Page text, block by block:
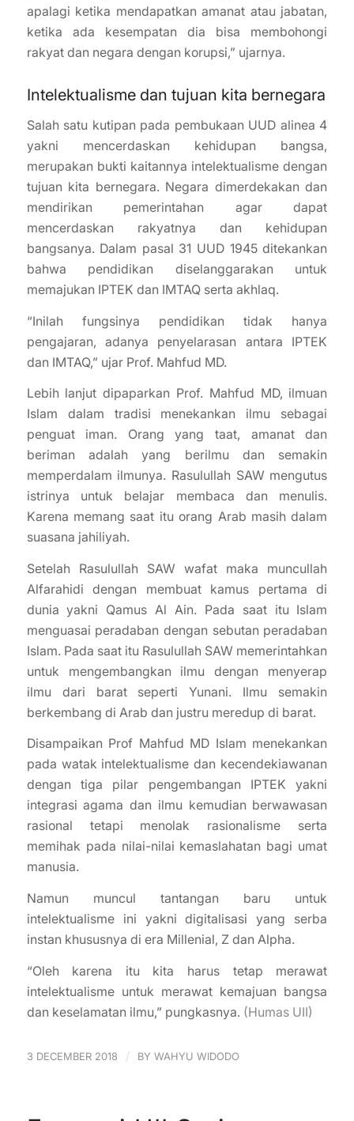
apalagi ketika mendapatkan amanat atau jabatan,
ketika ada kesempatan dia bisa membohongi
rakyat dan negara dengan korupsi,” ujarnya.
Intelektualisme dan tujuan kita bernegara
Salah satu kutipan pada pembukaan UUD alinea 4
yakni mencerdaskan kehidupan bangsa,
merupakan bukti kaitannya intelektualisme dengan
tujuan kita bernegara. Negara dimerdekakan dan
mendirikan pemerintahan agar dapat
mencerdaskan rakyatnya dan kehidupan
bangsanya. Dalam pasal 31 UUD 1945 ditekankan
bahwa pendidikan diselanggarakan untuk
memajukan IPTEK dan IMTAQ serta akhlaq.
“Inilah fungsinya pendidikan tidak hanya
pengajaran, adanya penyelarasan antara IPTEK
dan IMTAQ,” ujar Prof. Mahfud MD.
Lebih lanjut dipaparkan Prof. Mahfud MD, ilmuan
Islam dalam tradisi menekankan ilmu sebagai
penguat iman. Orang yang taat, amanat dan
beriman adalah yang berilmu dan semakin
memperdalam ilmunya. Rasulullah SAW mengutus
istrinya untuk belajar membaca dan menulis.
Karena memang saat itu orang Arab masih dalam
suasana jahiliyah.
Setelah Rasulullah SAW wafat maka muncullah
Alfarahidi dengan membuat kamus pertama di
dunia yakni Qamus Al Ain. Pada saat itu Islam
menguasai peradaban dengan sebutan peradaban
Islam. Pada saat itu Rasulullah SAW memerintahkan
untuk mengembangkan ilmu dengan menyerap
ilmu dari barat seperti Yunani. Ilmu semakin
berkembang di Arab dan justru meredup di barat.
Disampaikan Prof Mahfud MD Islam menekankan
pada watak intelektualisme dan kecendekiawanan
dengan tiga pilar pengembangan IPTEK yakni
integrasi agama dan ilmu kemudian berwawasan
rasional tetapi menolak rasionalisme serta
memihak pada nilai-nilai kemaslahatan bagi umat
manusia.
Namun muncul tantangan baru untuk
intelektualisme ini yakni digitalisasi yang serba
instan khususnya di era Millenial, Z dan Alpha.
“Oleh karena itu kita harus tetap merawat
intelektualisme untuk merawat kemajuan bangsa
dan keselamatan ilmu,” pungkasnya. (Humas UII)
3 DECEMBER 2018 / BY WAHYU WIDODO